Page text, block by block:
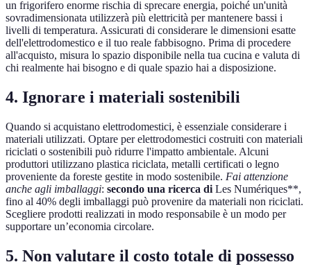
un frigorifero enorme rischia di sprecare energia, poiché un'unità
sovradimensionata utilizzerà più elettricità per mantenere bassi i
livelli di temperatura. Assicurati di considerare le dimensioni esatte
dell'elettrodomestico e il tuo reale fabbisogno. Prima di procedere
all'acquisto, misura lo spazio disponibile nella tua cucina e valuta di
chi realmente hai bisogno e di quale spazio hai a disposizione.
4. Ignorare i materiali sostenibili
Quando si acquistano elettrodomestici, è essenziale considerare i
materiali utilizzati. Optare per elettrodomestici costruiti con materiali
riciclati o sostenibili può ridurre l'impatto ambientale. Alcuni
produttori utilizzano plastica riciclata, metalli certificati o legno
proveniente da foreste gestite in modo sostenibile. Fai attenzione
anche agli imballaggi: secondo una ricerca di Les Numériques**,
fino al 40% degli imballaggi può provenire da materiali non riciclati.
Scegliere prodotti realizzati in modo responsabile è un modo per
supportare un’economia circolare.
5. Non valutare il costo totale di possesso